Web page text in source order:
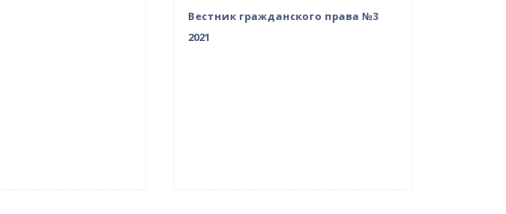
Вестник гражданского права №3
2021